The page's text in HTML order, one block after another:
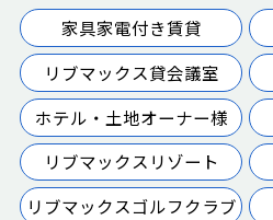
家具家電付き賃貸
リブマックス貸会議室
ホテル・土地オーナー様
リブマックスリゾート
リブマックスゴルフクラブ